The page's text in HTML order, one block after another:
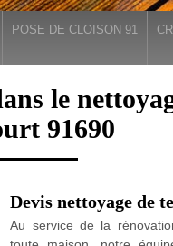
POSE DE CLOISON 91
le
91690
Devis nettoyage de
Au service de la